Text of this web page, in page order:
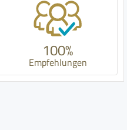
100%
Empfehlungen